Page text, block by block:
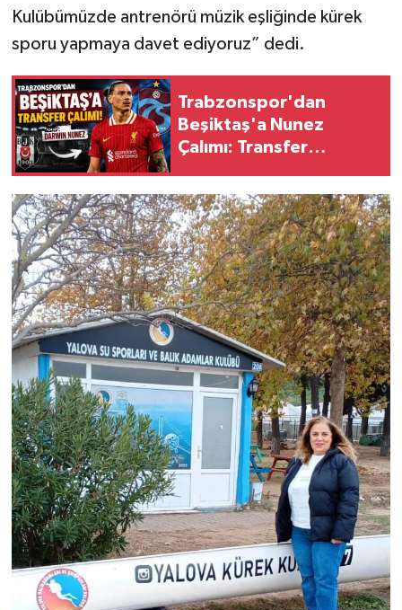
Kulübümüzde antrenörü müzik eşliğinde kürek
sporu yapmaya davet ediyoruz” dedi.
Trabzonspor'dan
Beşiktaş'a Nunez
Çalımı: Transfer